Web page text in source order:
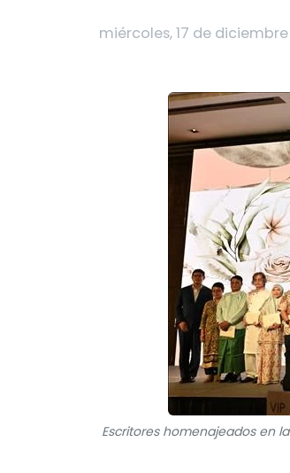
miércoles, 17 de
Escritores homenajeados en